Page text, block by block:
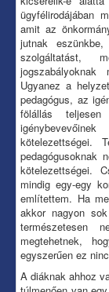
ügyfélirodájában
amit az
jutnak
szolgáltatást,
Ugyanez a
pedagógus, az
fölállás
kötelezettségei.
pedagógusoknak
kötelezettségei.
mindig egy-egy
említettem. Ha
akkor nagyon
természetesen
megtehetnek,
egyszerűen ez
A diáknak ahhoz